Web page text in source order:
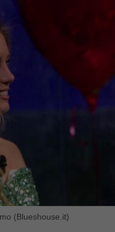
(Blueshouse.it)